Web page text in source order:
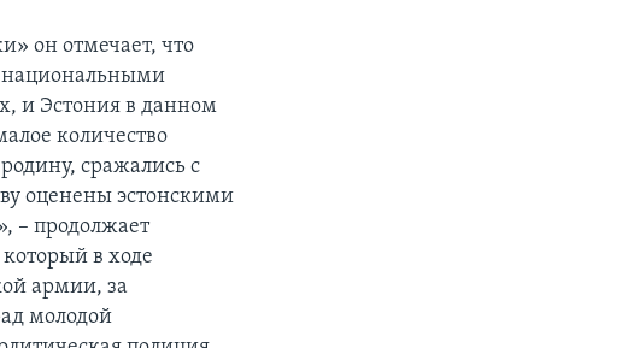
он отмечает, что
национальными
и Эстония в данном
количество
сражались с
оценены эстонскими
– продолжает
в ходе
армии, за
молодой